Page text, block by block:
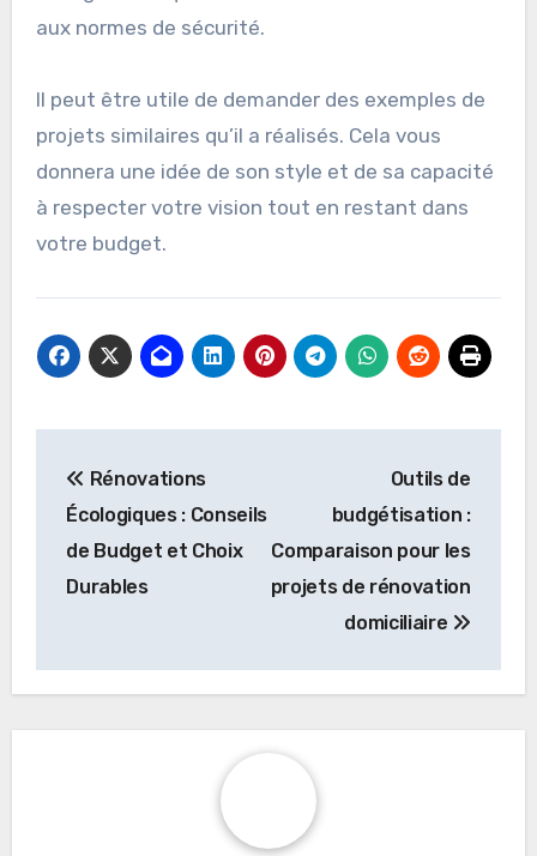
aux normes de sécurité.
Il peut être utile de demander des exemples de
projets similaires qu’il a réalisés. Cela vous
donnera une idée de son style et de sa capacité
à respecter votre vision tout en restant dans
votre budget.
navigation
Rénovations
Écologiques : Conseils
de Budget et Choix
Durables
Outils de
budgétisation :
Comparaison pour les
projets de rénovation
domiciliaire